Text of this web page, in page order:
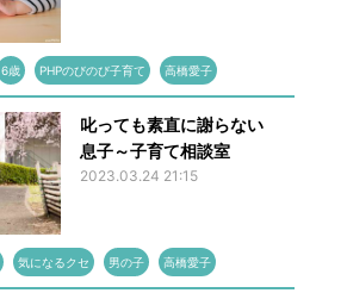
6歳 PHPのびのび子育て 高橋愛子
叱っても素直に謝らない
息子～子育て相談室
2023.03.24 21:15
気になるクセ 男の子 高橋愛子